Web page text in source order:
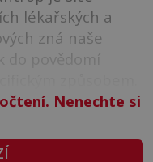
lékařských a
zná naše
do povědomí
Nenechte si